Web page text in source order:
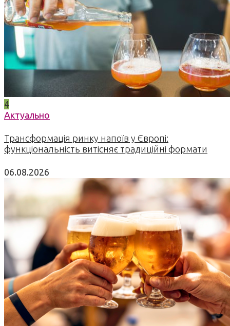
4
Актуально
Трансформація ринку напоїв у Європі:
функціональність витісняє традиційні формати
06.08.2026